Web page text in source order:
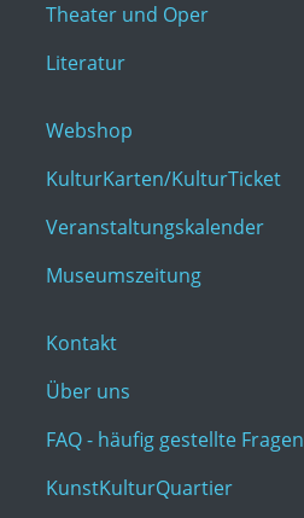
Theater und Oper
Literatur
Webshop
KulturKarten/KulturTicket
Veranstaltungskalender
Museumszeitung
Kontakt
Über uns
FAQ - häufig gestellte Fragen
KunstKulturQuartier